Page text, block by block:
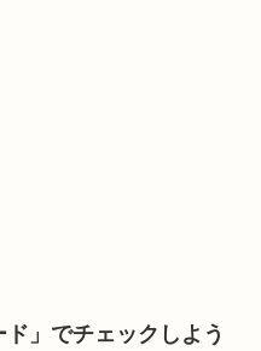
」でチェックしよう